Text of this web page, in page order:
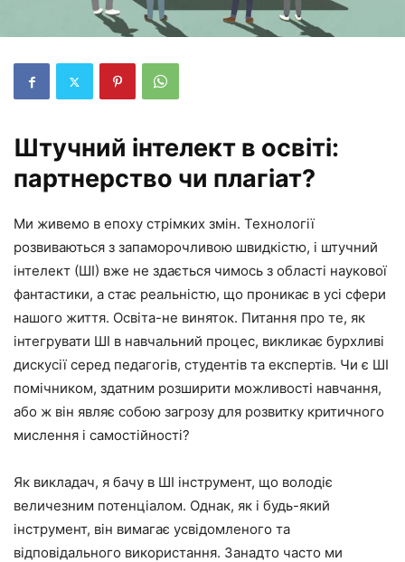
Штучний інтелект в освіті:
партнерство чи плагіат?
Ми живемо в епоху стрімких змін. Технології
розвиваються з запаморочливою швидкістю, і штучний
інтелект (ШІ) вже не здається чимось з області наукової
фантастики, а стає реальністю, що проникає в усі сфери
нашого життя. Освіта-не виняток. Питання про те, як
інтегрувати ШІ в навчальний процес, викликає бурхливі
дискусії серед педагогів, студентів та експертів. Чи є ШІ
помічником, здатним розширити можливості навчання,
або ж він являє собою загрозу для розвитку критичного
мислення і самостійності?
Як викладач, я бачу в ШІ інструмент, що володіє
величезним потенціалом. Однак, як і будь-який
інструмент, він вимагає усвідомленого та
відповідального використання. Занадто часто ми